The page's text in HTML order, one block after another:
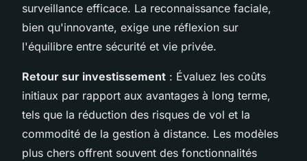
surveillance efficace. La reconnaissance faciale,
bien qu'innovante, exige une réflexion sur
l'équilibre entre sécurité et vie privée.
Retour sur investissement : Évaluez les coûts
initiaux par rapport aux avantages à long terme,
tels que la réduction des risques de vol et la
commodité de la gestion à distance. Les modèles
plus chers offrent souvent des fonctionnalités